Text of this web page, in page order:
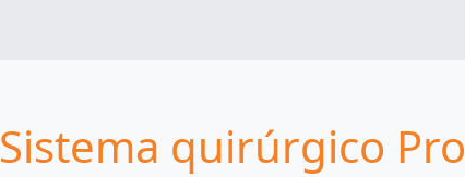
Sistema quirúrgico Pro